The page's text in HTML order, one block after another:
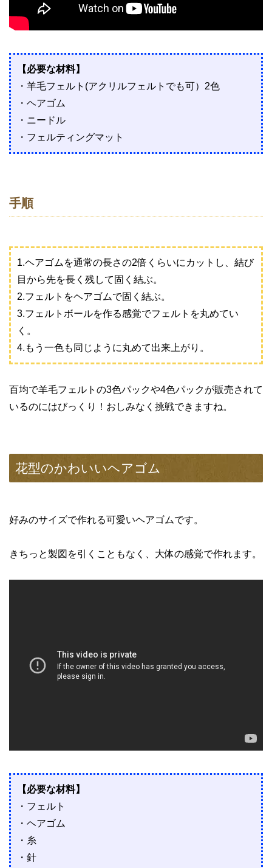
【必要な材料】
・羊毛フェルト(アクリルフェルトでも可）2色
・ヘアゴム
・ニードル
・フェルティングマット
手順
1.ヘアゴムを通常の長さの2倍くらいにカットし、結び
目から先を長く残して固く結ぶ。
2.フェルトをヘアゴムで固く結ぶ。
3.フェルトボールを作る感覚でフェルトを丸めてい
く。
4.もう一色も同じように丸めて出来上がり。
百均で羊毛フェルトの3色パックや4色パックが販売されて
いるのにはびっくり！おしみなく挑戦できますね。
花型のかわいいヘアゴム
好みのサイズで作れる可愛いヘアゴムです。
きちっと製図を引くこともなく、大体の感覚で作れます。
【必要な材料】
・フェルト
・ヘアゴム
・糸
・針